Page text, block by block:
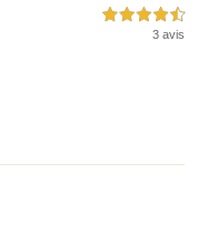
4,5 étoiles sur 5
3 avis